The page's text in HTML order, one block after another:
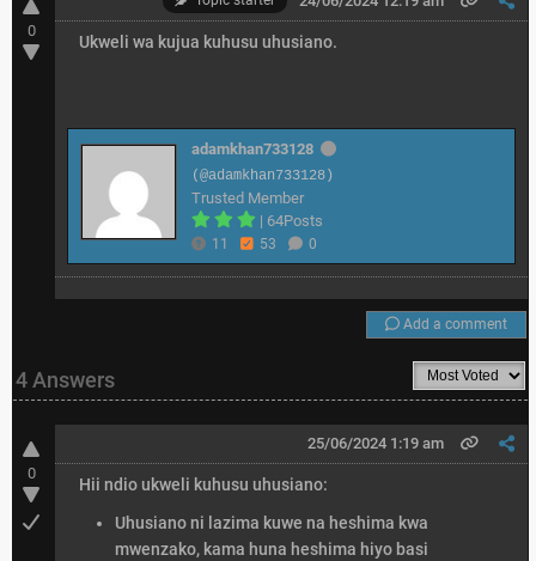
0
Ukweli wa kujua kuhusu uhusiano.
adamkhan733128
(@adamkhan733128)
Trusted Member
| 64Posts
11 53 0
Add a comment
4 Answers
0
25/06/2024 1:19 am
Hii ndio ukweli kuhusu uhusiano:
Uhusiano ni lazima kuwe na heshima kwa
mwenzako, kama huna heshima hiyo basi